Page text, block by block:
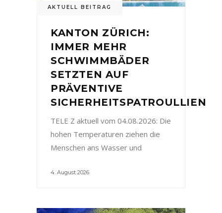
AKTUELL BEITRAG
KANTON ZÜRICH:
IMMER MEHR
SCHWIMMBÄDER
SETZTEN AUF
PRÄVENTIVE
SICHERHEITSPATROULLIEN
TELE Z aktuell vom 04.08.2026: Die
hohen Temperaturen ziehen die
Menschen ans Wasser und
4. August 2026